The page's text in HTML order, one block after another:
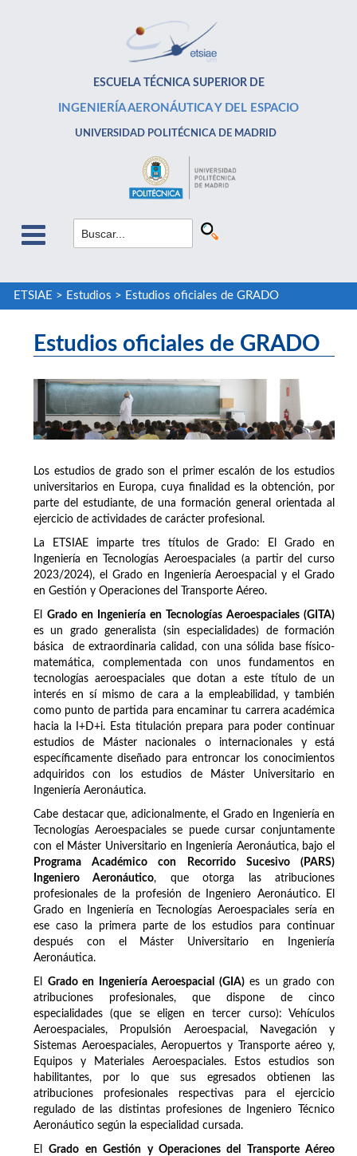
ESCUELA TÉCNICA SUPERIOR DE
INGENIERÍA AERONÁUTICA Y DEL ESPACIO
UNIVERSIDAD POLITÉCNICA DE MADRID
ETSIAE > Estudios > Estudios oficiales de GRADO
Estudios oficiales de GRADO
Los estudios de grado son el primer escalón de los estudios
universitarios en Europa, cuya finalidad es la obtención, por
parte del estudiante, de una formación general orientada al
ejercicio de actividades de carácter profesional.
La ETSIAE imparte tres títulos de Grado: El Grado en
Ingeniería en Tecnologías Aeroespaciales (a partir del curso
2023/2024), el Grado en Ingeniería Aeroespacial y el Grado
en Gestión y Operaciones del Transporte Aéreo.
El Grado en Ingeniería en Tecnologías Aeroespaciales (GITA)
es un grado generalista (sin especialidades) de formación
básica de extraordinaria calidad, con una sólida base físico-
matemática, complementada con unos fundamentos en
tecnologías aeroespaciales que dotan a este título de un
interés en sí mismo de cara a la empleabilidad, y también
como punto de partida para encaminar tu carrera académica
hacia la I+D+i. Esta titulación prepara para poder continuar
estudios de Máster nacionales o internacionales y está
específicamente diseñado para entroncar los conocimientos
adquiridos con los estudios de Máster Universitario en
Ingeniería Aeronáutica.
Cabe destacar que, adicionalmente, el Grado en Ingeniería en
Tecnologías Aeroespaciales se puede cursar conjuntamente
con el Máster Universitario en Ingeniería Aeronáutica, bajo el
Programa Académico con Recorrido Sucesivo (PARS)
Ingeniero Aeronáutico, que otorga las atribuciones
profesionales de la profesión de Ingeniero Aeronáutico. El
Grado en Ingeniería en Tecnologías Aeroespaciales sería en
ese caso la primera parte de los estudios para continuar
después con el Máster Universitario en Ingeniería
Aeronáutica.
El Grado en Ingeniería Aeroespacial (GIA)es un grado con
atribuciones profesionales, que dispone de cinco
especialidades (que se eligen en tercer curso): Vehículos
Aeroespaciales, Propulsión Aeroespacial, Navegación y
Sistemas Aeroespaciales, Aeropuertos y Transporte aéreo y,
Equipos y Materiales Aeroespaciales. Estos estudios son
habilitantes, por lo que sus egresados obtienen las
atribuciones profesionales respectivas para el ejercicio
regulado de las distintas profesiones de Ingeniero Técnico
Aeronáutico según la especialidad cursada.
ElGrado en Gestión y Operaciones del Transporte Aéreo